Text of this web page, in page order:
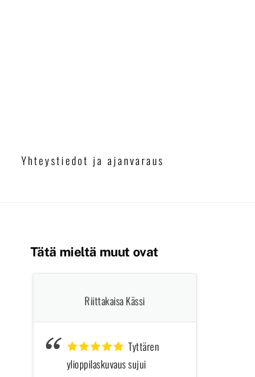
Yhteystiedot ja ajanvaraus
Tätä mieltä muut ovat
Riittakaisa Kässi
Tyttären
ylioppilaskuvaus sujui